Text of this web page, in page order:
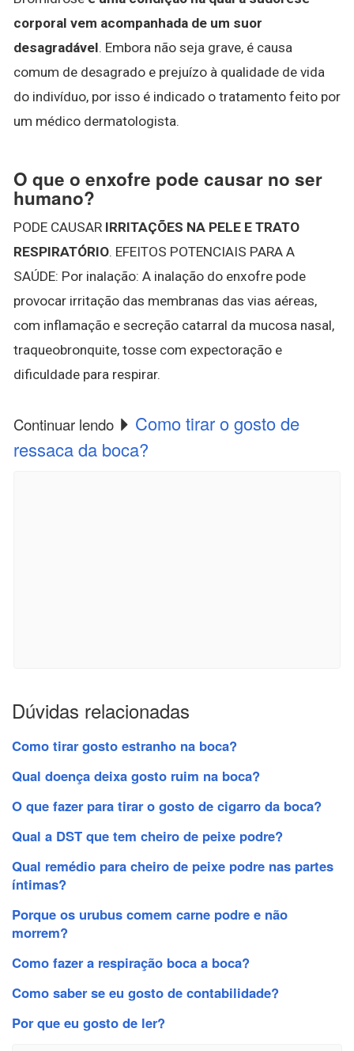
corporal vem acompanhada de um suor
desagradável. Embora não seja grave, é causa
comum de desagrado e prejuízo à qualidade de vida
do indivíduo, por isso é indicado o tratamento feito por
um médico dermatologista.
O que o enxofre pode causar no ser
humano?
PODE CAUSAR IRRITAÇÕES NA PELE E TRATO
RESPIRATÓRIO. EFEITOS POTENCIAIS PARA A
SAÚDE: Por inalação: A inalação do enxofre pode
provocar irritação das membranas das vias aéreas,
com inflamação e secreção catarral da mucosa nasal,
traqueobronquite, tosse com expectoração e
dificuldade para respirar.
Continuar lendo
Como tirar o gosto de
ressaca da boca?
Dúvidas relacionadas
Como tirar gosto estranho na boca?
Qual doença deixa gosto ruim na boca?
O que fazer para tirar o gosto de cigarro da boca?
Qual a DST que tem cheiro de peixe podre?
Qual remédio para cheiro de peixe podre nas partes
íntimas?
Porque os urubus comem carne podre e não
morrem?
Como fazer a respiração boca a boca?
Como saber se eu gosto de contabilidade?
Por que eu gosto de ler?